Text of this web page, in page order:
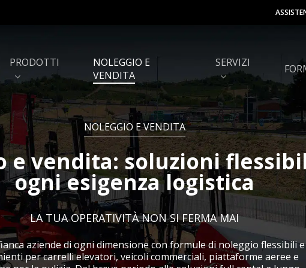
PRODOTTI
Shuttle autosat per
magazzini semi-automatici
Scaffalature e soppalchi
Porte rapide e portoni
industriali
Barriere di sicurezza
Capannoni e coperture PVC Baie di carico
NOLEGGIO E
VENDITA
SERVIZI
NOLEGGIO E VENDITA
e vendita: soluzioni
ogni esigenza logistica
LA TUA OPERATIVITÀ NON SI FERMA MAI
aziende di ogni dimensione con formule di noleggio flessibili e
per carrelli elevatori, veicoli commerciali, piattaforme aeree e